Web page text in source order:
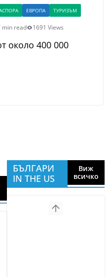
ЕВРОПА ТУРИЗЪМ
min read 1691 Views
около 400 000
БЪЛГАРИ
IN THE US
Виж
всичко